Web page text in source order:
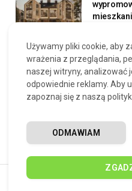
Umowa
zieloną
instalacji?
29 LIPCA,
Używamy pliki cookie, aby
wrażenia z przeglądania,
naszej witryny, analizować
odpowiednie reklamy. Aby
zapoznaj się z naszą
ODMAWIAM